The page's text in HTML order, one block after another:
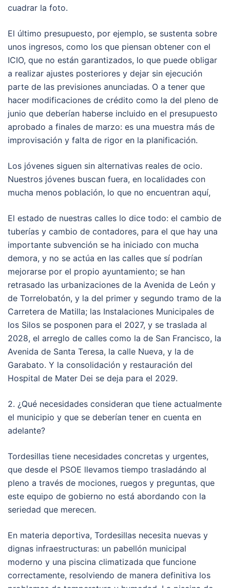
cuadrar la foto.
El último presupuesto, por ejemplo, se sustenta sobre
unos ingresos, como los que piensan obtener con el
ICIO, que no están garantizados, lo que puede obligar
a realizar ajustes posteriores y dejar sin ejecución
parte de las previsiones anunciadas. O a tener que
hacer modificaciones de crédito como la del pleno de
junio que deberían haberse incluido en el presupuesto
aprobado a finales de marzo: es una muestra más de
improvisación y falta de rigor en la planificación.
Los jóvenes siguen sin alternativas reales de ocio.
Nuestros jóvenes buscan fuera, en localidades con
mucha menos población, lo que no encuentran aquí,
El estado de nuestras calles lo dice todo: el cambio de
tuberías y cambio de contadores, para el que hay una
importante subvención se ha iniciado con mucha
demora, y no se actúa en las calles que sí podrían
mejorarse por el propio ayuntamiento; se han
retrasado las urbanizaciones de la Avenida de León y
de Torrelobatón, y la del primer y segundo tramo de la
Carretera de Matilla; las Instalaciones Municipales de
los Silos se posponen para el 2027, y se traslada al
2028, el arreglo de calles como la de San Francisco, la
Avenida de Santa Teresa, la calle Nueva, y la de
Garabato. Y la consolidación y restauración del
Hospital de Mater Dei se deja para el 2029.
2. ¿Qué necesidades consideran que tiene actualmente
el municipio y que se deberían tener en cuenta en
adelante?
Tordesillas tiene necesidades concretas y urgentes,
que desde el PSOE llevamos tiempo trasladándo al
pleno a través de mociones, ruegos y preguntas, que
este equipo de gobierno no está abordando con la
seriedad que merecen.
En materia deportiva, Tordesillas necesita nuevas y
dignas infraestructuras: un pabellón municipal
moderno y una piscina climatizada que funcione
correctamente, resolviendo de manera definitiva los